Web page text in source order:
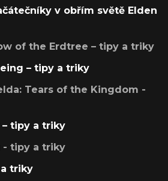
v obřím světě Elden
of the Erdtree – tipy a triky
– tipy a triky
Tears of the Kingdom -
tipy a triky
- tipy a triky
triky